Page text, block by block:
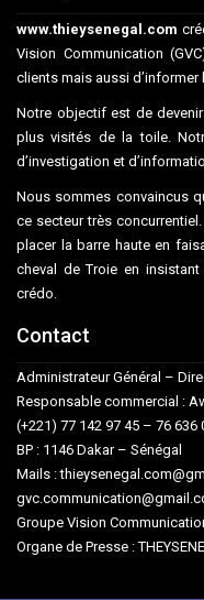
www.thieysenegal.com
Vision Communication
clients mais aussi d’informer
Notre objectif est de
plus visités de la toile.
d’investigation et
Nous sommes convaincus
ce secteur très
placer la barre haute en
cheval de Troie en
crédo.
Contact
Administrateur Général –
Responsable commercial :
(+221) 77 142 97 45 – 76 636
BP : 1146 Dakar – Sénégal
Mails :
Groupe Vision
Organe de Presse :